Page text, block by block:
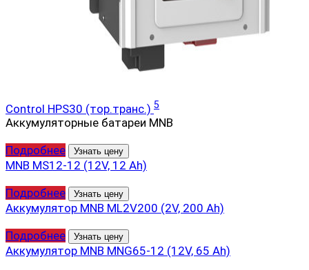
Control HPS30 (тор.транс.) 5
Аккумуляторные батареи MNB
Подробнее
Узнать цену
MNB MS12-12 (12V, 12 Ah)
Подробнее
Узнать цену
Аккумулятор MNB ML2V200 (2V, 200 Ah)
Подробнее
Узнать цену
Аккумулятор MNB MNG65-12 (12V, 65 Ah)